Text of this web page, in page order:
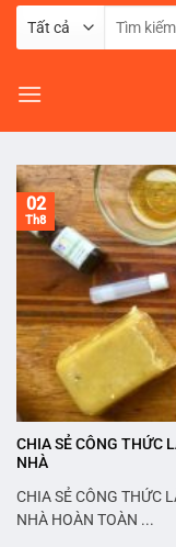
Chuyển
dung
Tìm
CHIA SẺ CÔNG THỨC
NHÀ
CHIA SẺ CÔNG THỨC
NHÀ HOÀN TOÀN ...
02
Th8